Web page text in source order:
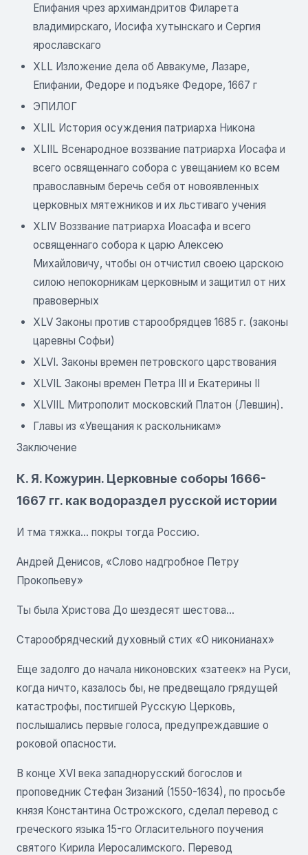
Епифания чрез архимандритов Филарета
владимирскаго, Иосифа хутынскаго и Сергия
ярославскаго
XLL Изложение дела об Аввакуме, Лазаре,
Епифании, Федоре и подъяке Федоре, 1667 г
ЭПИЛОГ
XLIL История осуждения патриарха Никона
XLIIL Всенародное воззвание патриарха Иосафа и
всего освященнаго собора с увещанием ко всем
православным беречь себя от новоявленных
церковных мятежников и их льстиваго учения
XLIV Воззвание патриарха Иоасафа и всего
освященнаго собора к царю Алексею
Михайловичу, чтобы он отчистил своею царскою
силою непокорникам церковным и защитил от них
правоверных
XLV Законы против старообрядцев 1685 г. (законы
царевны Софьи)
XLVI. Законы времен петровского царствования
XLVIL Законы времен Петра III и Екатерины II
XLVIIL Митрополит московский Платон (Левшин).
Главы из «Увещания к раскольникам»
Заключение
К. Я. Кожурин. Церковные соборы 1666-
1667 гг. как водораздел русской истории
И тма тяжка... покры тогда Россию.
Андрей Денисов, «Слово надгробное Петру
Прокопьеву»
Ты была Христова До шездесят шестова...
Старообрядческий духовный стих «О никонианах»
Еще задолго до начала никоновских «затеек» на Руси,
когда ничто, казалось бы, не предвещало грядущей
катастрофы, постигшей Русскую Церковь,
послышались первые голоса, предупреждавшие о
роковой опасности.
В конце XVI века западнорусский богослов и
проповедник Стефан Зизаний (1550-1634), по просьбе
князя Константина Острожского, сделал перевод с
греческого языка 15-го Огласительного поучения
святого Кирила Иеросалимского. Перевод